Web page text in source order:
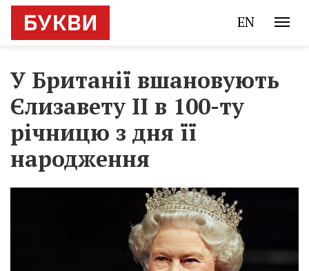
EN
У Британії вшановують
Єлизавету II в 100-ту
річницю з дня її
народження